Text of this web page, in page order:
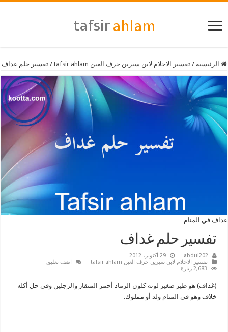
الرئيسية / تفسير الاحلام لابن سيرين حرف الغين tafsir ahlam / تفسير حلم غداف
غداف في المنام
تفسير حلم غداف
abdul202
29 أكتوبر، 2012
تفسير الاحلام لابن سيرين حرف الغين tafsir ahlam
اضف تعليق
2,683 زيارة
(غداف) هو طير صغير لونه كلون الرماد أحمر المنقار والرجلين وفي حل أكله
خلاف وهو في المنام ولد أو مملوك.